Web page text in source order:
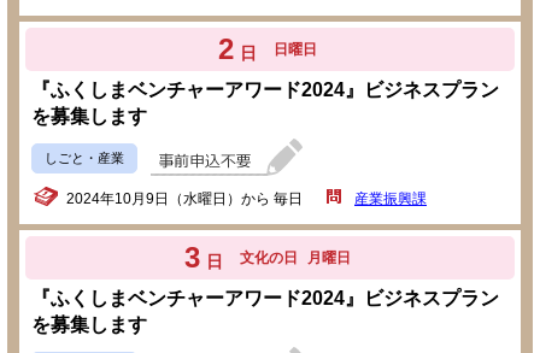
2 日 日曜日
『ふくしまベンチャーアワード2024』ビジネスプラン
を募集します
しごと・産業
2024年10月9日（水曜日）から 毎日 産業振興課
3 日 文化の日 月曜日
『ふくしまベンチャーアワード2024』ビジネスプラン
を募集します